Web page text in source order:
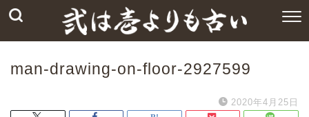
man-drawing-on-floor-2927599
2020年4月25日